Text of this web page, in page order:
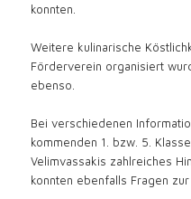
konnten.
Weitere kulinarische
Förderverein organisiert
ebenso.
Bei verschiedenen
kommenden 1. bzw. 5.
Velimvassakis zahlreiches
konnten ebenfalls Fragen